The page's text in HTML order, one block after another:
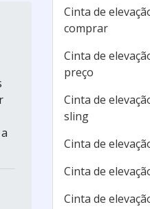
Cinta de
comprar
Cinta de
preço
Cinta de
sling
Cinta de
Cinta de
Cinta de